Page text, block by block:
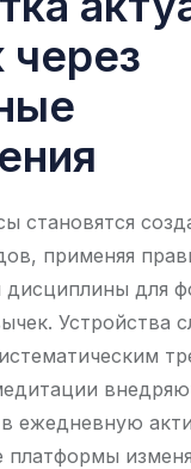
через
становятся
применяя
дисциплины для
Устройства
ежедневную
платформы